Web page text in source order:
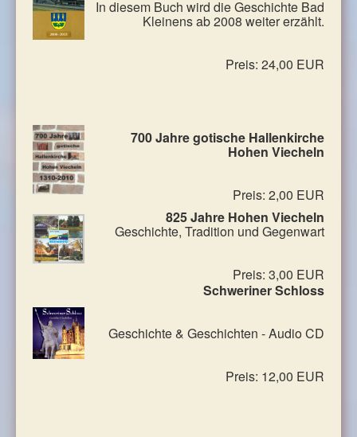
In diesem Buch wird die Geschichte Bad
Kleinens ab 2008 weiter erzählt.
Preis: 24,00 EUR
700 Jahre gotische Hallenkirche
Hohen Viecheln
Preis: 2,00 EUR
825 Jahre Hohen Viecheln
Geschichte, Tradition und Gegenwart
Preis: 3,00 EUR
Schweriner Schloss
Geschichte & Geschichten - Audio CD
Preis: 12,00 EUR